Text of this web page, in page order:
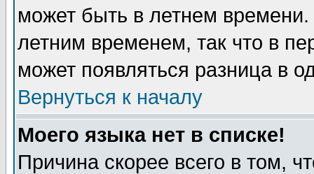
может быть в летнем
летним временем, так что в
может появляться разница в
Вернуться к началу
Моего языка нет в списке!
Причина скорее всего в том,